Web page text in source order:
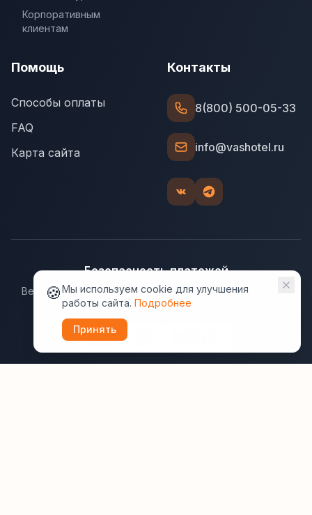
Корпоративным
клиентам
Помощь
Способы оплаты
FAQ
Карта сайта
Контакты
8(800) 500-05-33
info@vashotel.ru
Безопасность платежей
Ведущие платёжные системы гарантируют надёжную
защиту данных.
🍪Мы используем cookie для улучшения
работы сайта. Подробнее
Принять